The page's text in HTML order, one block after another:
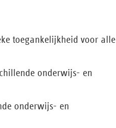
toegankelijkheid voor alle
onderwijs- en
onderwijs- en